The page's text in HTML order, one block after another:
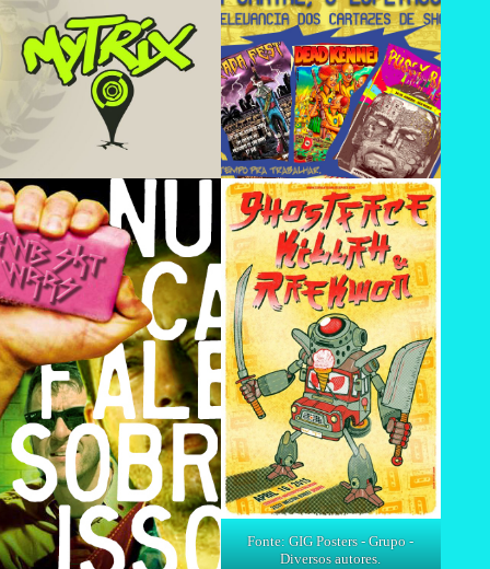
Fonte: GIG Posters - Grupo -
Diversos autores.